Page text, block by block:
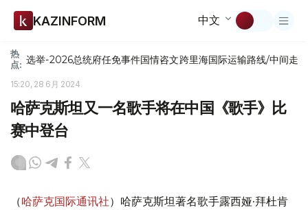
KAZINFORM 中文
热
点: 选举-2026总统府任免事件国情咨文跨里海国际运输路线/中间走廊
15:20, 28 6月 2024
哈萨克斯坦又一名歌手将在中国《歌手》比
赛中登台
（哈萨克国际通讯社）哈萨克斯坦著名歌手露西娅·拜杜肯